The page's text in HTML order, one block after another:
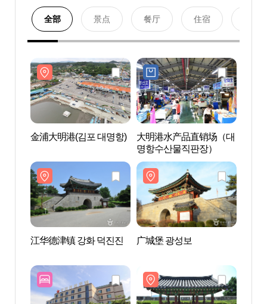
全部 景点 餐厅 住宿
金浦大明港(김포 대명항)
大明港水产品直销场（대
명항수산물직판장）
江华德津镇 강화 덕진진 广城堡 광성보